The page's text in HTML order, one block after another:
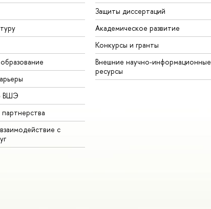
ВШЭ
с
Защиты диссертаций
Академическое развитие
Конкурсы и гранты
Внешние научно-информационные
ресурсы